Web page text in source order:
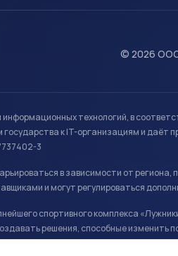
© 2026 ООО
технологий, в
к IT-организациям и даёт
3
в зависимости от региона,
и могут регулироваться
спортивного комплекса
решения, способные изменить